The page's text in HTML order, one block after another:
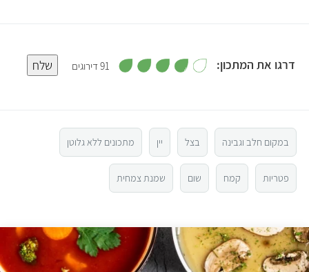
דרגו את המתכון:
3
2
1
91 דירוגים 3
ך
5
שלח
במקום חלב וגבינה בצל יין מתכונים ללא גלוטן
פטריות קמח שום שמנת צמחית